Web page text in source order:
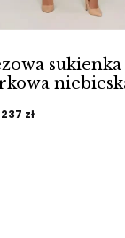
sukienka
Pierwotna
237 złAktualna